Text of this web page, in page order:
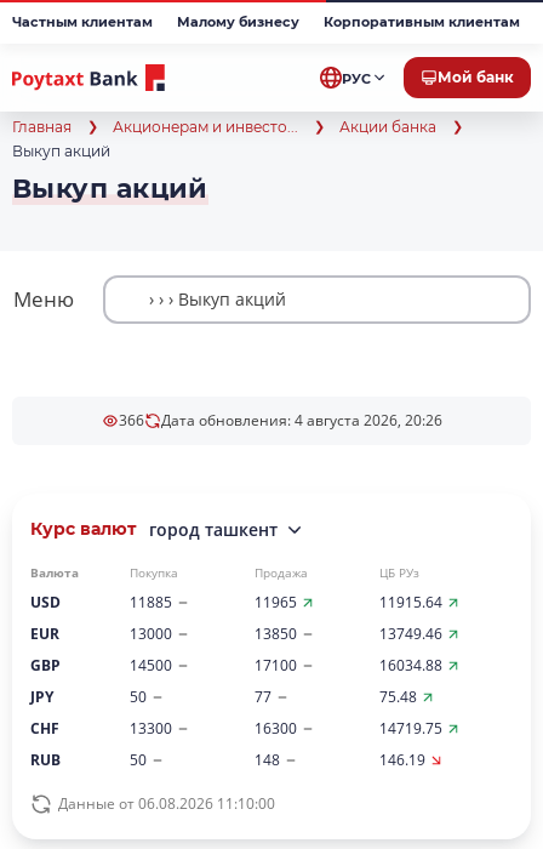
Частным клиентам Малому бизнесу Корпоративным клиентам
РУС Мой банк
Главная Акционерам и инвесто...
Акции банка
Выкуп акций
Выкуп акций
Меню
366 Дата обновления: 4 августа 2026, 20:26
Курс валют город ташкент
Валюта Покупка Продажа ЦБ РУз
USD 11885 11965
11915.64
EUR
13000 13850
13749.46
GBP
14500 17100
16034.88
JPY
50 77
75.48
CHF
13300 16300
14719.75
RUB
50 148 146.19
Данные от 06.08.2026 11:10:00